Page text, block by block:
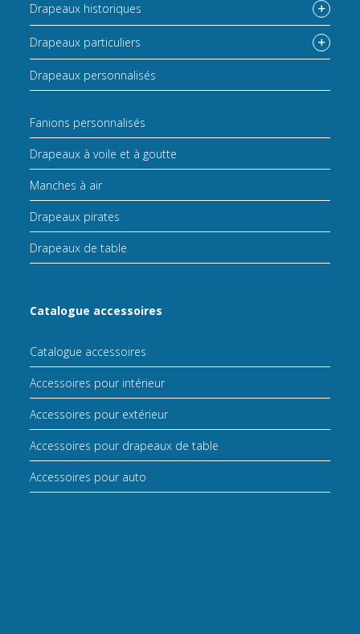
Drapeaux historiques
Drapeaux particuliers
Drapeaux personnalisés
Fanions personnalisés
Drapeaux à voile et à goutte
Manches à air
Drapeaux pirates
Drapeaux de table
Catalogue accessoires
Catalogue accessoires
Accessoires pour intérieur
Accessoires pour extérieur
Accessoires pour drapeaux de table
Accessoires pour auto